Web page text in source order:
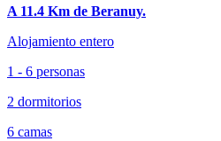
A 11.4 Km de Beranuy.
Alojamiento entero
1 - 6 personas
2 dormitorios
6 camas